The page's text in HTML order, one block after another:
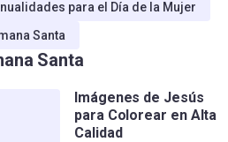
para el Día de la Mujer
Santa
Santa
Imágenes de Jesús
para Colorear en Alta
Calidad